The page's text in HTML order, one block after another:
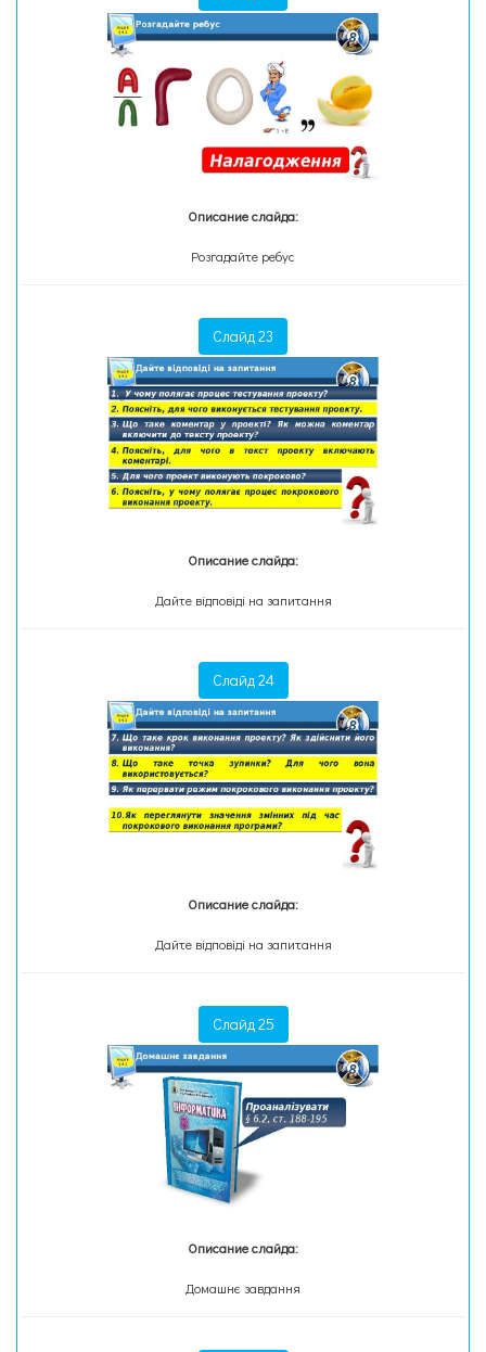
Описание слайда:
Розгадайте ребус
Слайд 23
Описание слайда:
Дайте відповіді на запитання
Слайд 24
Описание слайда:
Дайте відповіді на запитання
Слайд 25
Описание слайда:
Домашнє завдання